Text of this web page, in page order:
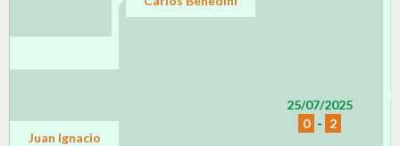
25/07/2025
0 - 2
Juan Ignacio